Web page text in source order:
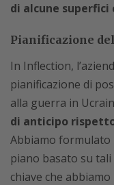
di alcune superfici
Pianificazione
In Inflection,
pianificazione di
alla guerra in
di anticipo
Abbiamo formulato
piano basato su
chiave che